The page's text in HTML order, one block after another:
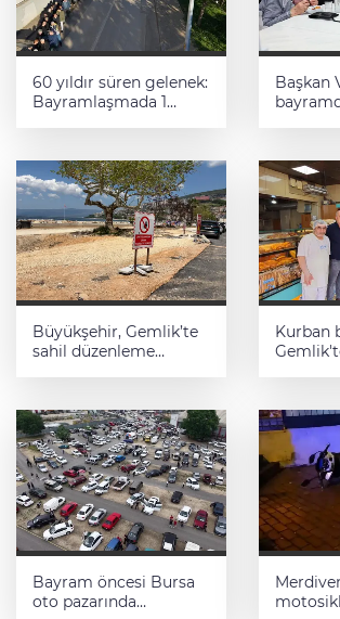
60 yıldır süren gelenek:
Bayramlaşmada 1
Başkan
Büyükşehir, Gemlik’te
sahil düzenleme
Kurban
Bayram öncesi Bursa
oto pazarında